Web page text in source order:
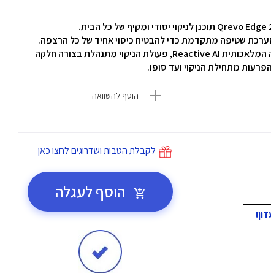
בעזרת מערכת זיהוי המכשולים החכמה מבוססת הבינה המלאכותית ‏Reactive AI, פעולת הניקוי מתנהלת בצורה חלקה
מתחילת הניקוי ועד סופו.
הוסף להשוואה
לקבלת הטבות ושדרוגים לחצו כאן
הוסף לעגלה